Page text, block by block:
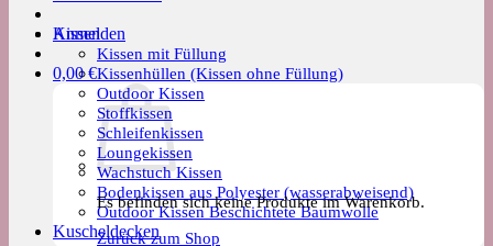
Kissen
Kissen mit Füllung
Kissenhüllen (Kissen ohne Füllung)
Outdoor Kissen
Stoffkissen
Schleifenkissen
Loungekissen
Wachstuch Kissen
Bodenkissen aus Polyester (wasserabweisend)
Outdoor Kissen Beschichtete Baumwolle
Kuscheldecken
Anmelden
0,00€
Es befinden sich keine Produkte im Warenkorb.
Zurück zum Shop